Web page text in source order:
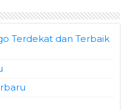
Terdekat dan Terbaik